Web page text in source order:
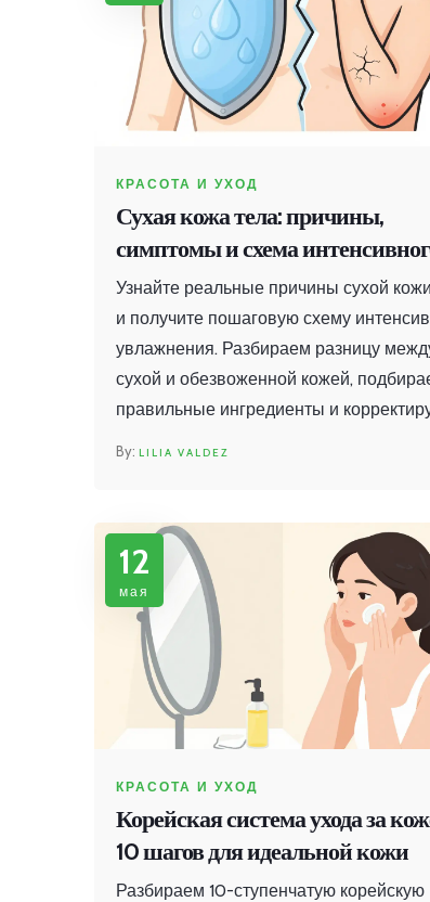
КРАСОТА И УХОД
Сухая кожа тела: причины,
симптомы и схема
увлажнения
Узнайте реальные причины сухой
и получите пошаговую схему
увлажнения. Разбираем разницу
сухой и обезвоженной кожей,
правильные ингредиенты и
LILIA VALDEZ
12
мая
КРАСОТА И УХОД
Корейская система ухода за
10 шагов для идеальной кожи
Разбираем 10-ступенчатую корейскую